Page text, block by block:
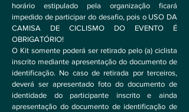
horário estipulado pela organização ficará
impedido de participar do desafio, pois o USO DA
CAMISA DE CICLISMO DO EVENTO É
OBRIGATÓRIO!
O Kit somente poderá ser retirado pelo (a) ciclista
inscrito mediante apresentação do documento de
identificação. No caso de retirada por terceiros,
deverá ser apresentado foto do documento de
identidade do participante inscrito e ainda
apresentação do documento de identificação de